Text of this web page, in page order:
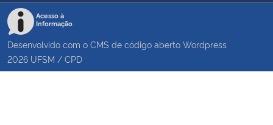
Acesso à
Informação
Desenvolvido com o CMS de código aberto Wordpress
2026 UFSM / CPD